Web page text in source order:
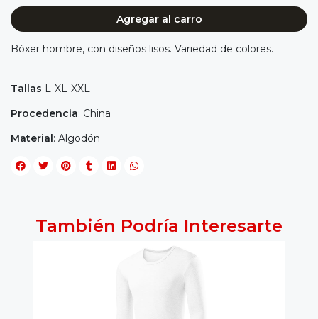
Agregar al carro
Bóxer hombre, con diseños lisos. Variedad de colores.
Tallas L-XL-XXL
Procedencia: China
Material: Algodón
También Podría Interesarte